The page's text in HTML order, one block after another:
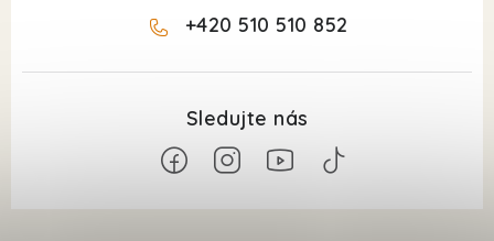
+420 510 510 852